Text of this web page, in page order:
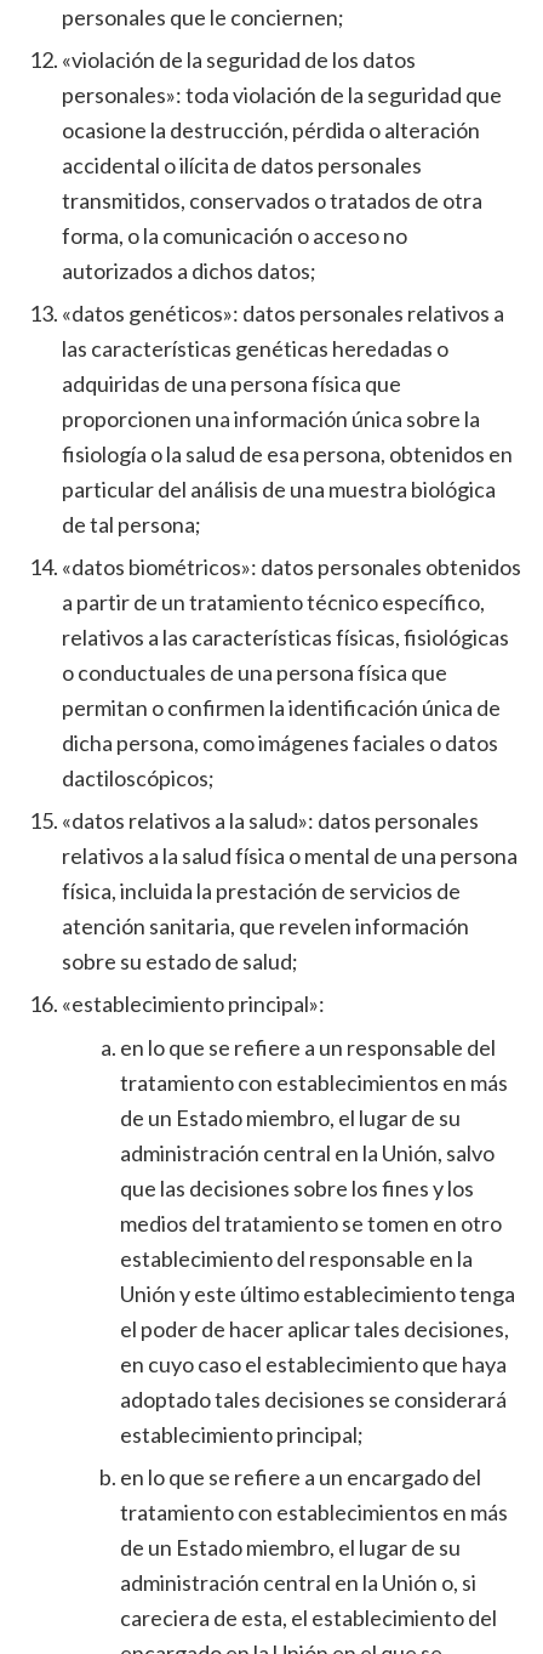
personales que le conciernen;
«violación de la seguridad de los datos
personales»: toda violación de la seguridad que
ocasione la destrucción, pérdida o alteración
accidental o ilícita de datos personales
transmitidos, conservados o tratados de otra
forma, o la comunicación o acceso no
autorizados a dichos datos;
«datos genéticos»: datos personales relativos a
las características genéticas heredadas o
adquiridas de una persona física que
proporcionen una información única sobre la
fisiología o la salud de esa persona, obtenidos en
particular del análisis de una muestra biológica
de tal persona;
«datos biométricos»: datos personales obtenidos
a partir de un tratamiento técnico específico,
relativos a las características físicas, fisiológicas
o conductuales de una persona física que
permitan o confirmen la identificación única de
dicha persona, como imágenes faciales o datos
dactiloscópicos;
«datos relativos a la salud»: datos personales
relativos a la salud física o mental de una persona
física, incluida la prestación de servicios de
atención sanitaria, que revelen información
sobre su estado de salud;
«establecimiento principal»:
en lo que se refiere a un responsable del
tratamiento con establecimientos en más
de un Estado miembro, el lugar de su
administración central en la Unión, salvo
que las decisiones sobre los fines y los
medios del tratamiento se tomen en otro
establecimiento del responsable en la
Unión y este último establecimiento tenga
el poder de hacer aplicar tales decisiones,
en cuyo caso el establecimiento que haya
adoptado tales decisiones se considerará
establecimiento principal;
en lo que se refiere a un encargado del
tratamiento con establecimientos en más
de un Estado miembro, el lugar de su
administración central en la Unión o, si
careciera de esta, el establecimiento del